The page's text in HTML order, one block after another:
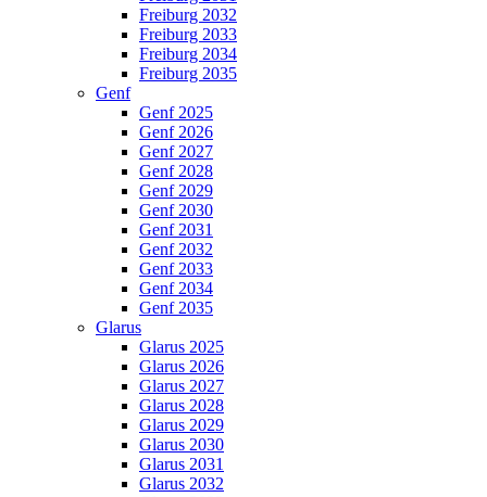
Freiburg 2032
Freiburg 2033
Freiburg 2034
Freiburg 2035
Genf
Genf 2025
Genf 2026
Genf 2027
Genf 2028
Genf 2029
Genf 2030
Genf 2031
Genf 2032
Genf 2033
Genf 2034
Genf 2035
Glarus
Glarus 2025
Glarus 2026
Glarus 2027
Glarus 2028
Glarus 2029
Glarus 2030
Glarus 2031
Glarus 2032